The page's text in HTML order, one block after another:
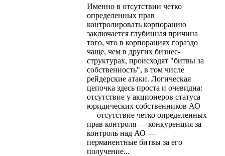
Именно в отсутствии четко
определенных прав
контролировать корпорацию
заключается глубинная причина
того, что в корпорациях гораздо
чаще, чем в других бизнес-
структурах, происходят "битвы за
собственность", в том числе
рейдерские атаки. Логическая
цепочка здесь проста и очевидна:
отсутствие у акционеров статуса
юридических собственников АО
— отсутствие четко определенных
прав контроля — конкуренция за
контроль над АО —
перманентные битвы за его
получение...